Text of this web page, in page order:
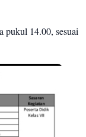
pukul 14.00, sesuai